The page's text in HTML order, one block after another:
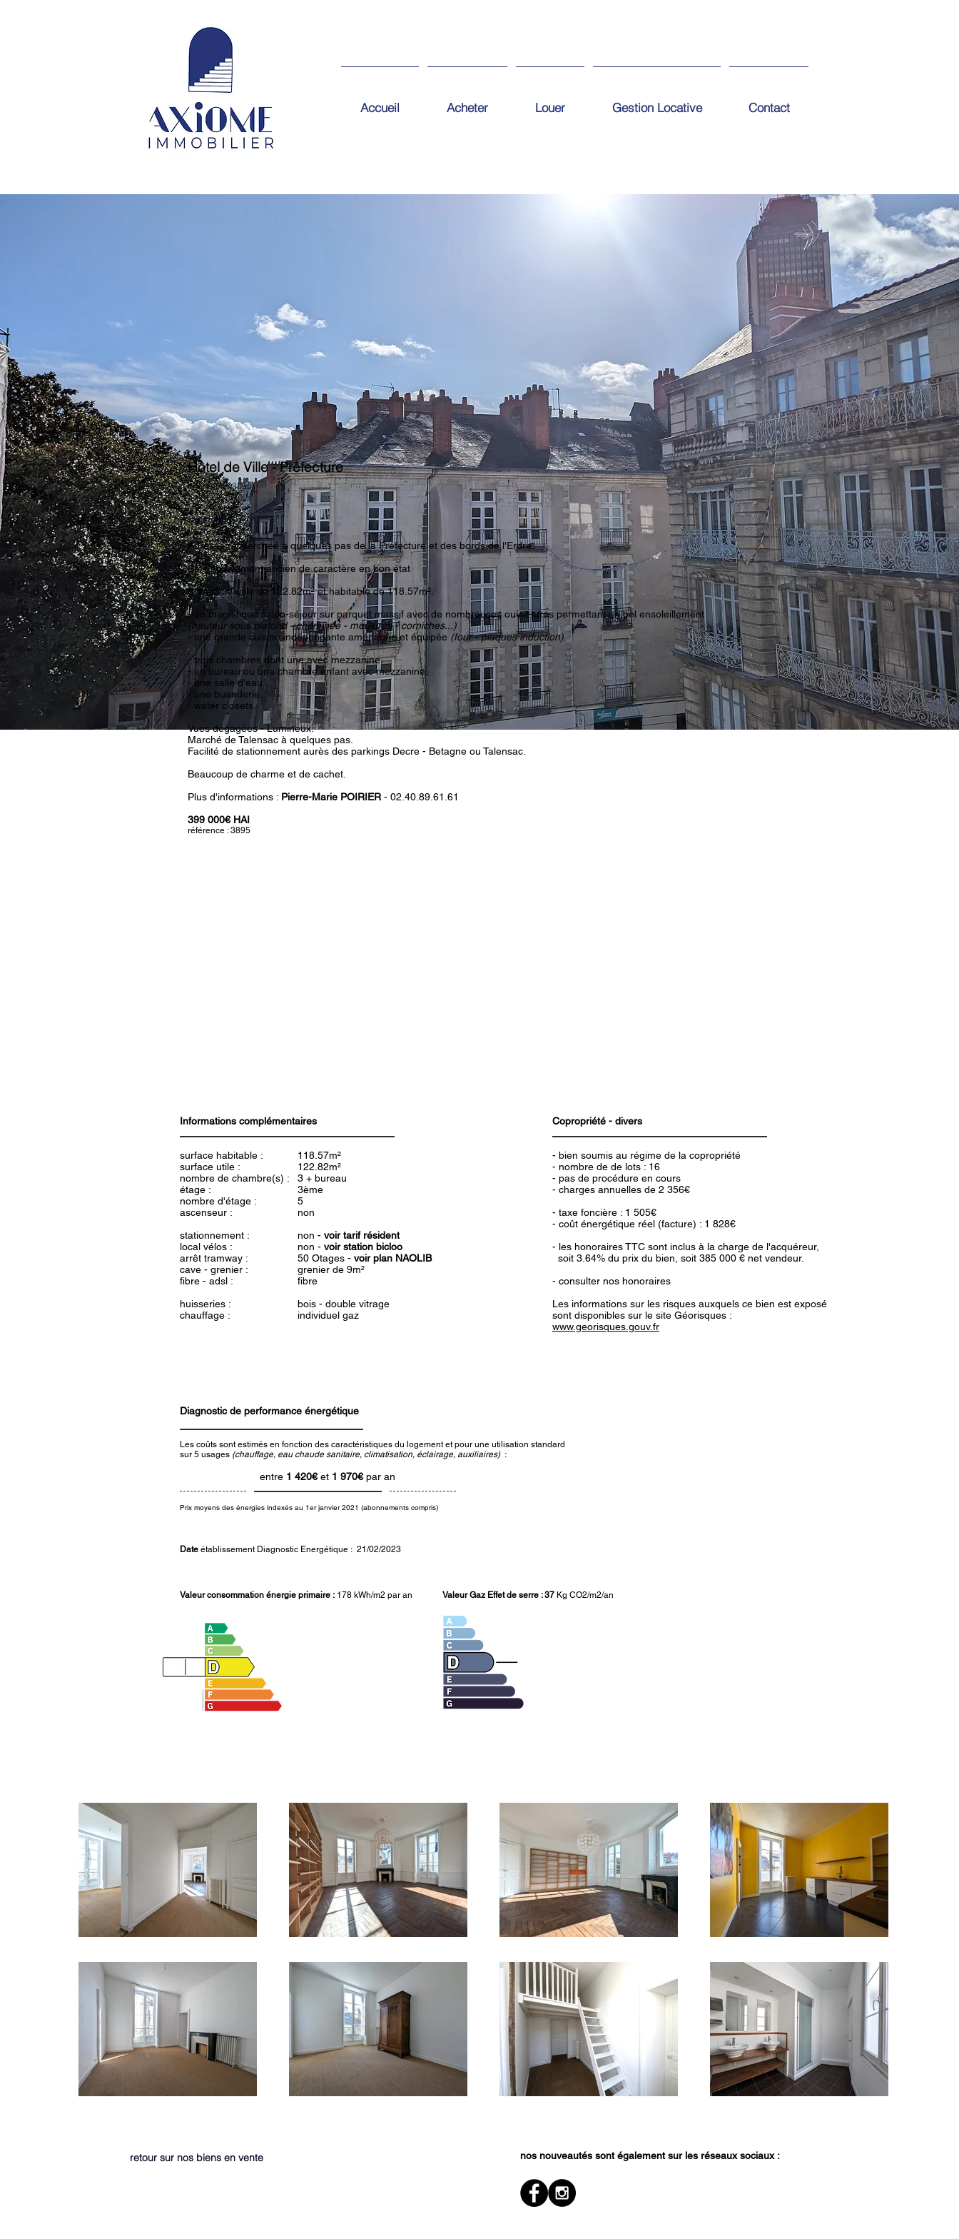
Accueil Acheter Louer Gestion Locative Contact
Hôtel de Ville - Préfecture
référence : 3895
Adresse recherchée à quelques pas de la Préfecture et des bords de l'Erdre.
Bel appartement ancien de caractère en bon état
Superficie utile de 122.82m² et habitable de 118.57m².
- un magnifique salon-séjour sur parquet massif avec de nombreuses ouvertures permettant un bel ensoleillement
(hauteur sous plafond - cheminée - moulures - corniches...)
- une grande cuisine indépendante aménagée et équipée (four - plaques induction).
- trois chambres dont une avec mezzanine.
- un bureau ou une chambre enfant avec mezzanine.
- une salle d'eau.
- une buanderie.
- water closets.
Vues dégagées - Lumineux.
Marché de Talensac à quelques pas.
Facilité de stationnement aurès des parkings Decre - Betagne ou Talensac.
Beaucoup de charme et de cachet.
Plus d'informations : Pierre-Marie POIRIER - 02.40.89.61.61
399 000€ HAI
référence : 3895
Informations complémentaires
surface habitable :
surface utile :
nombre de chambre(s) :
étage :
nombre d'étage :
ascenseur :
stationnement :
local vélos :
arrêt tramway :
cave - grenier :
fibre - adsl :
huisseries :
chauffage :
118.57m²
122.82m²
3 + bureau
3ème
5
non
non - voir tarif résident
non - voir station bicloo
50 Otages - voir plan NAOLIB
grenier de 9m²
fibre
bois - double vitrage
individuel gaz
Copropriété - divers
- bien soumis au régime de la copropriété
- nombre de de lots : 16
- pas de procédure en cours
- charges annuelles de 2 356€
- taxe foncière : 1 505€
- coût énergétique réel (facture) : 1 828€
- les honoraires TTC sont inclus à la charge de l'acquéreur,
soit 3.64% du prix du bien, soit 385 000 € net vendeur.
- consulter nos honoraires
Les informations sur les risques auxquels ce bien est exposé
sont disponibles sur le site Géorisques :
www.georisques.gouv.fr
Diagnostic de performance énergétique
Les coûts sont estimés en fonction des caractéristiques du logement et pour une utilisation standard
sur 5 usages (chauffage, eau chaude sanitaire, climatisation, éclairage, auxiliaires):
entre 1 420€et 1 970€par an
Prix moyens des énergies indexés au 1er janvier 2021 (abonnements compris)
Date établissement Diagnostic Energétique : 21/02/2023
Valeur consommation énergie primaire : 178 kWh/m2 par an Valeur Gaz Effet de serre : 37 Kg CO2/m2/an
retour sur nos biens en vente nos nouveautés sont également sur les réseaux sociaux :